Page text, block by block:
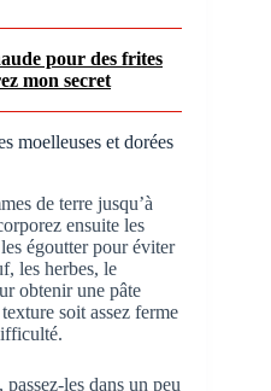
pour des frites
mon secret
moelleuses et dorées
de terre jusqu’à
ensuite les
égoutter pour éviter
les herbes, le
obtenir une pâte
soit assez ferme
les dans un peu